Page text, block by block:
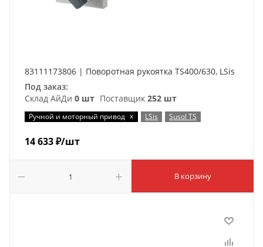
83111173806 | Поворотная рукоятка TS400/630, LSis
Под заказ:
Склад АйДи 0 шт Поставщик 252 шт
Ручной и моторный привод x LSis Susol TS
14 633₽/шт
В корзину